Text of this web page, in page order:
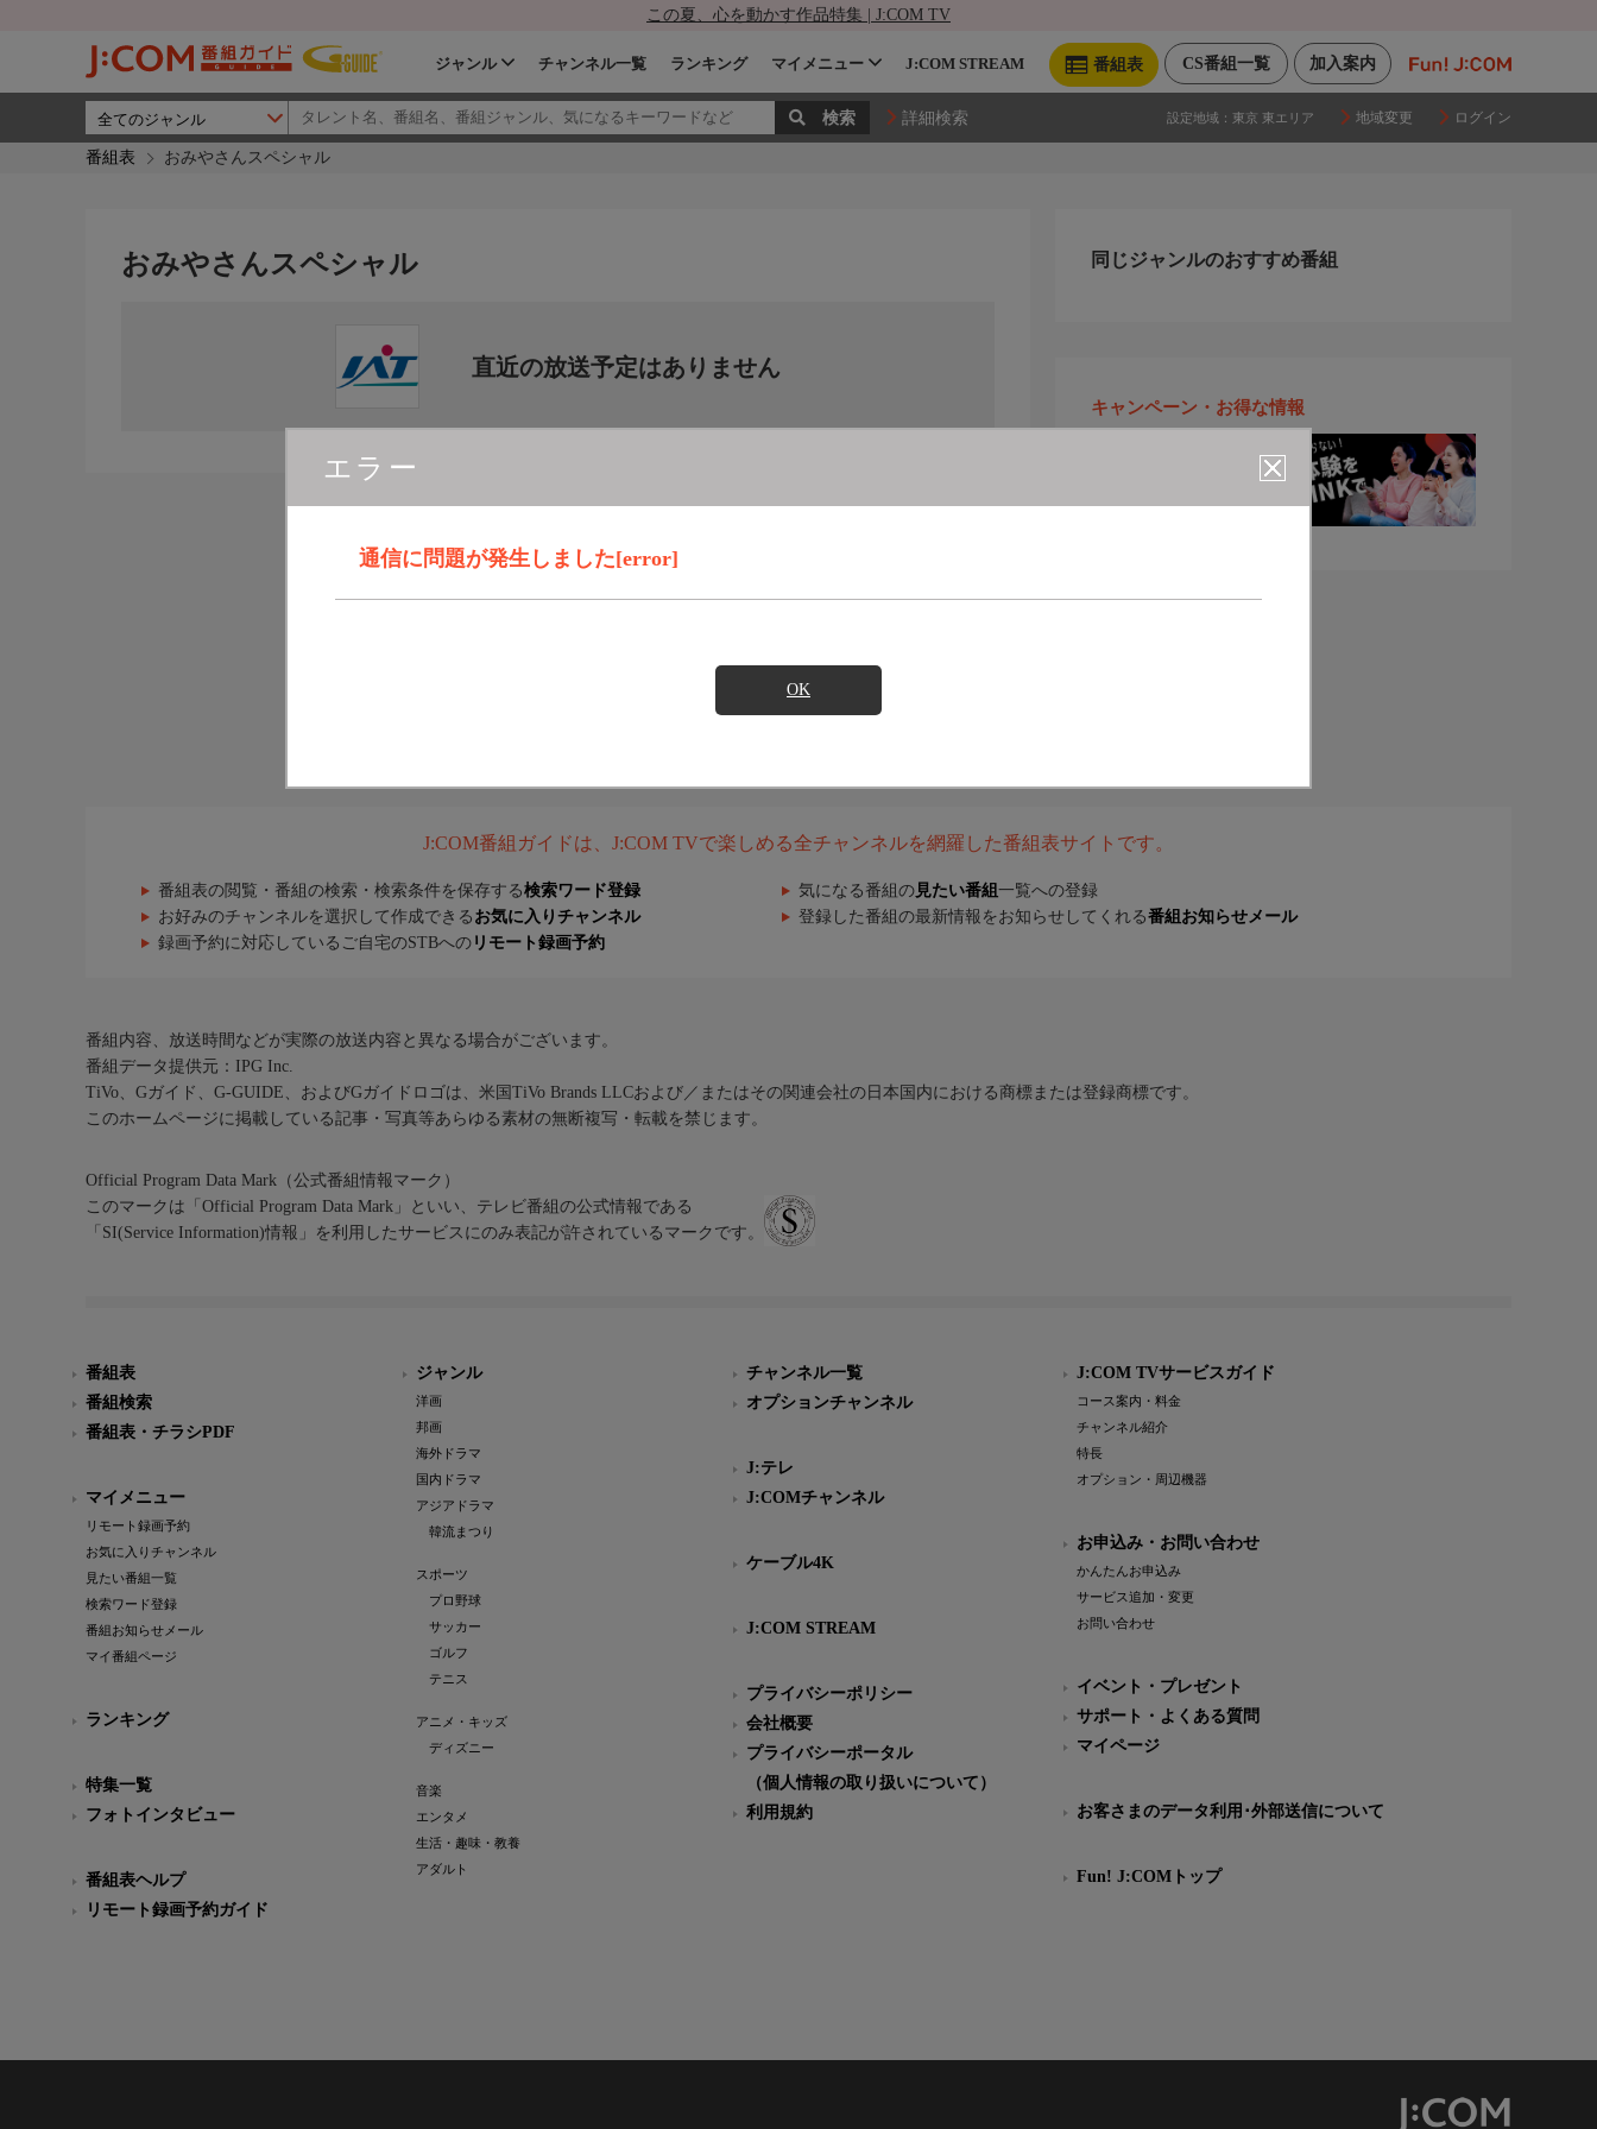
この夏、心を動かす作品特集 | J:COM TV
加入案内
CS番組一覧
番組表
ジャンル チャンネル一覧 ランキング マイメニュー J:COM STREAM
詳細検索 設定地域： 東京 東エリア 地域変更 ログイン
番組表 おみやさんスペシャル
エラー
通信に問題が発生しました[error]
OK
おみやさんスペシャル
直近の放送予定はありません
同じジャンルのおすすめ番組
キャンペーン・お得な情報
J:COM番組ガイドは、J:COM TVで楽しめる全チャンネルを網羅した番組表サイトです。
番組表の閲覧・番組の検索・検索条件を保存する検索ワード登録 気になる番組の 見たい番組 一覧への登録
お好みのチャンネルを選択して作成できる お気に入りチャンネル 登録した番組の最新情報をお知らせしてくれる番組お知らせメール
録画予約に対応しているご自宅のSTBへの リモート録画予約
番組内容、放送時間などが実際の放送内容と異なる場合がございます。
番組データ提供元：IPG Inc.
TiVo、Gガイド、G-GUIDE、およびGガイドロゴは、米国TiVo Brands LLCおよび／またはその関連会社の日本国内における商標または登録商標です。
このホームページに掲載している記事・写真等あらゆる素材の無断複写・転載を禁じます。
Official Program Data Mark（公式番組情報マーク）
このマークは「Official Program Data Mark」といい、テレビ番組の公式情報である
「SI(Service Information)情報」を利用したサービスにのみ表記が許されているマークです。
番組表
番組検索
番組表・チラシPDF
マイメニュー
リモート録画予約
お気に入りチャンネル
見たい番組一覧
検索ワード登録
番組お知らせメール
マイ番組ページ
ランキング
特集一覧
フォトインタビュー
番組表ヘルプ
リモート録画予約ガイド
ジャンル
洋画
邦画
海外ドラマ
国内ドラマ
アジアドラマ
韓流まつり
スポーツ
プロ野球
サッカー
ゴルフ
テニス
アニメ・キッズ
ディズニー
音楽
エンタメ
生活・趣味・教養
アダルト
チャンネル一覧
オプションチャンネル
J:テレ
J:COMチャンネル
ケーブル4K
J:COM STREAM
プライバシーポリシー
会社概要
プライバシーポータル
（個人情報の取り扱いについて）
利用規約
J:COM TVサービスガイド
コース案内・料金
チャンネル紹介
特長
オプション・周辺機器
お申込み・お問い合わせ
かんたんお申込み
サービス追加・変更
お問い合わせ
イベント・プレゼント
サポート・よくある質問
マイページ
お客さまのデータ利用･外部送信について
Fun! J:COMトップ